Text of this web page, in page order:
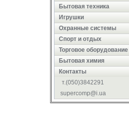
Бытовая техника
Игрушки
Охранные системы
Cпорт и отдых
Торговое оборудование
Бытовая химия
Контакты
т.(050)3842291
supercomp@i.ua